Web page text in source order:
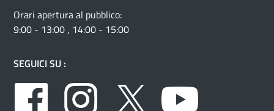
Orari apertura al pubblico:
9:00 - 13:00 , 14:00 - 15:00
SEGUICI SU :
Facebook
Instagram Twitter